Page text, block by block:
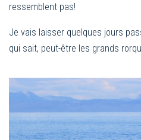
ressemblent pas!
Je vais laisser quelques jours
qui sait, peut-être les grands